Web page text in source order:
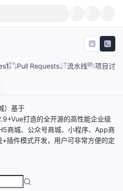
1 Pull Requests 流水线 项目讨论
）基于
打造的全开源的高性能企业级
商城、公众号商城、小程序、App商
插件模式开发，用户可非常方便的定